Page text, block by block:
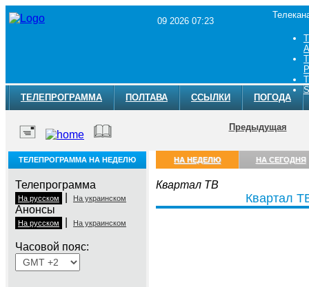
09 2026 07:23
ТЕЛЕПРОГРАММА ПОЛТАВА ССЫЛКИ ПОГОДА
Предыдущая
ТЕЛЕПРОГРАММА НА НЕДЕЛЮ
Телепрограмма
На русском На украинском
Анонсы
На русском На украинском
Часовой пояс:
НА НЕДЕЛЮ НА СЕГОДНЯ
Квартал ТВ
Квартал